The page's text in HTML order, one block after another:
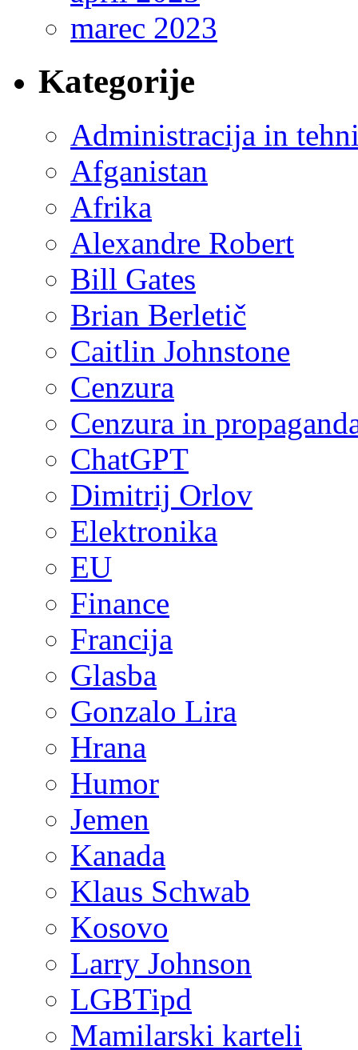
marec 2023
Kategorije
Administracija in
Afganistan
Afrika
Alexandre Robert
Bill Gates
Brian Berletič
Caitlin Johnstone
Cenzura
Cenzura in
ChatGPT
Dimitrij Orlov
Elektronika
EU
Finance
Francija
Glasba
Gonzalo Lira
Hrana
Humor
Jemen
Kanada
Klaus Schwab
Kosovo
Larry Johnson
LGBTipd
Mamilarski karteli